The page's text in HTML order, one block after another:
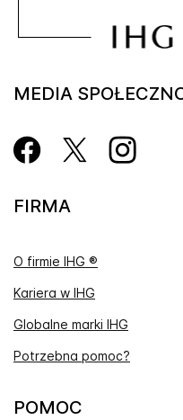
MEDIA
FIRMA
O firmie IHG ®
Kariera w IHG
Globalne marki IHG
Potrzebna pomoc?
POMOC